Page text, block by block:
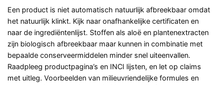
Een product is niet automatisch natuurlijk afbreekbaar omdat
het natuurlijk klinkt. Kijk naar onafhankelijke certificaten en
naar de ingrediëntenlijst. Stoffen als aloë en plantenextracten
zijn biologisch afbreekbaar maar kunnen in combinatie met
bepaalde conserveermiddelen minder snel uiteenvallen.
Raadpleeg productpagina’s en INCI lijsten, en let op claims
met uitleg. Voorbeelden van milieuvriendelijke formules en